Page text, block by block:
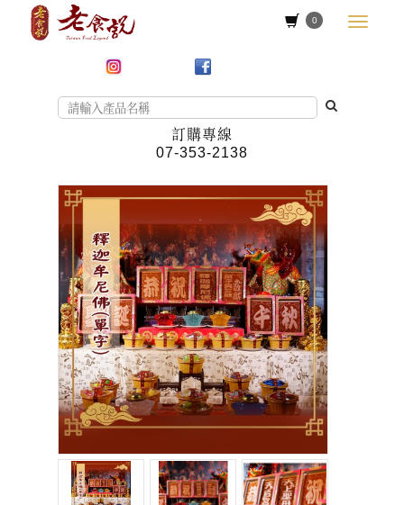
0
訂購專線
07-353-2138